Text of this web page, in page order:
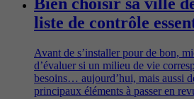
Bien choisir sa ville
liste de contrôle
Avant de s’installer pour de bon,
d’évaluer si un milieu de vie
besoins… aujourd’hui, mais aussi
principaux éléments à passer en